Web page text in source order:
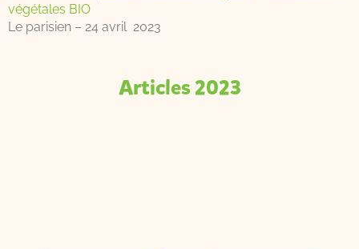
végétales BIO
Le parisien – 24 avril 2023
Articles 2023